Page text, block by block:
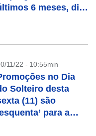
6 meses, diz
11/22 - 10:55min
no Dia
Solteiro desta
(11) são
para a